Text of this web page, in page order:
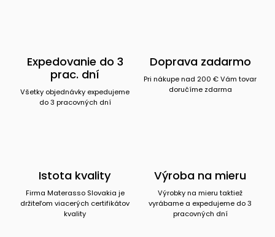
Expedovanie do 3
prac. dní
Všetky objednávky expedujeme
do 3 pracovných dní
Doprava zadarmo
Pri nákupe nad 200 € Vám tovar
doručíme zdarma
Istota kvality
Firma Materasso Slovakia je
držiteľom viacerých certifikátov
kvality
Výroba na mieru
Výrobky na mieru taktiež
vyrábame a expedujeme do 3
pracovných dní